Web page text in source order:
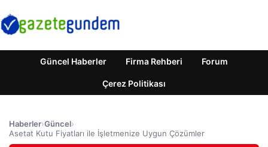
Güncel Haberler Firma Rehberi Forum
Çerez Politikası
Haberler›Güncel›
Asetat Kutu Fiyatları ile İşletmenize Uygun Çözümler